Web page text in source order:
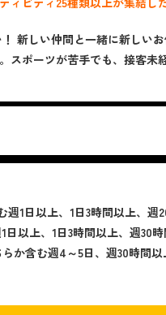
新しい仲間と一緒に新しい
スポーツが苦手でも、接客
1日以上、1日3時間以上、週
以上、1日3時間以上、週30
か含む週4～5日、週30時間